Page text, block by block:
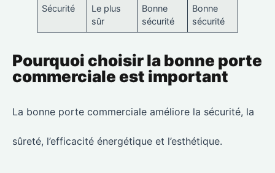
Sécurité
Le plus
sûr
Bonne
sécurité
Bonne
sécurité
Pourquoi choisir la bonne porte
commerciale est important
La bonne porte commerciale améliore la sécurité, la
sûreté, l’efficacité énergétique et l’esthétique.